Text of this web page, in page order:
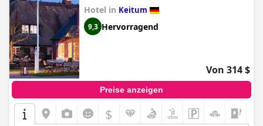
Hotel in Keitum
9,3 Hervorragend
Von 314 $
Preise anzeigen
$